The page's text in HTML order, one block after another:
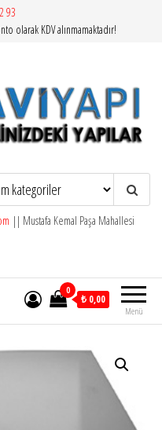
93
olarak KDV alınmamaktadır!
|| Mustafa Kemal Paşa Mahallesi
Menü
0
₺ 0,00